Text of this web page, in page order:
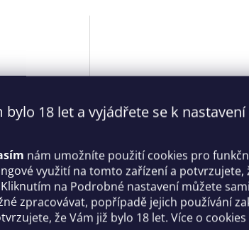
bylo 18 let a vyjádřete se k nastavení
nám umožníte použití cookies pro
využití na tomto zařízení a potvrzujete,
na Podrobné nastavení můžete
zpracovávat, popřípadě jejich používání
že Vám již bylo 18 let. Více o cookies
Vila Blanes 2-
Skladem
Smyslná košilka Poppie -